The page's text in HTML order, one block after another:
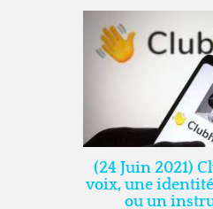
(24 Juin 2021)
voix, une
ou un